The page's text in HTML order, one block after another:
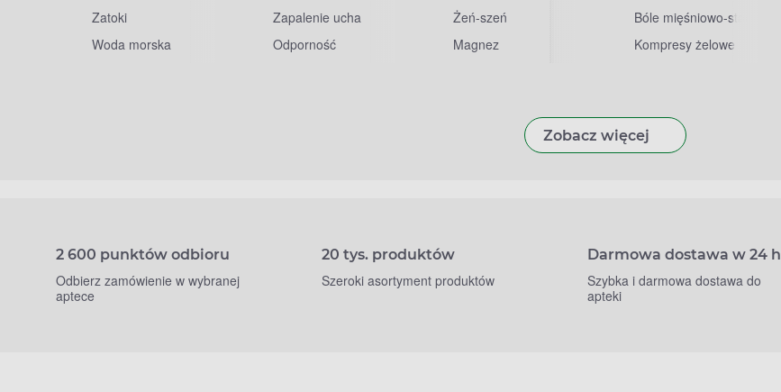
Zatoki
Woda morska
Zapalenie ucha
Odporność
Żeń-szeń
Magnez
Bóle mięśniowo-stawowe
Kompresy żelowe
Zobacz więcej
2 600 punktów odbioru
Odbierz zamówienie w wybranej
aptece
20 tys. produktów
Szeroki asortyment produktów
Darmowa dostawa w 24 h
Szybka i darmowa dostawa do
apteki